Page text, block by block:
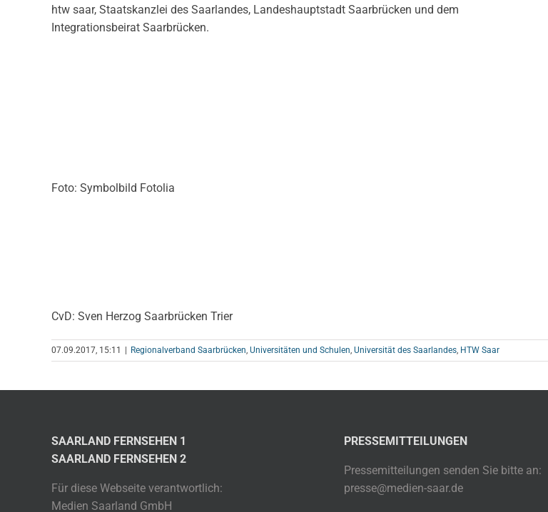
htw saar, Staatskanzlei des Saarlandes, Landeshauptstadt Saarbrücken und dem
Integrationsbeirat Saarbrücken.
Foto: Symbolbild Fotolia
CvD: Sven Herzog Saarbrücken Trier
07.09.2017, 15:11 | Regionalverband Saarbrücken Universitäten und Schulen Universität des Saarlandes HTW Saar
SAARLAND FERNSEHEN 1
SAARLAND FERNSEHEN 2
Für diese Webseite verantwortlich:
Medien Saarland GmbH
PRESSEMITTEILUNGEN
Pressemitteilungen senden Sie bitte an:
presse@medien-saar.de